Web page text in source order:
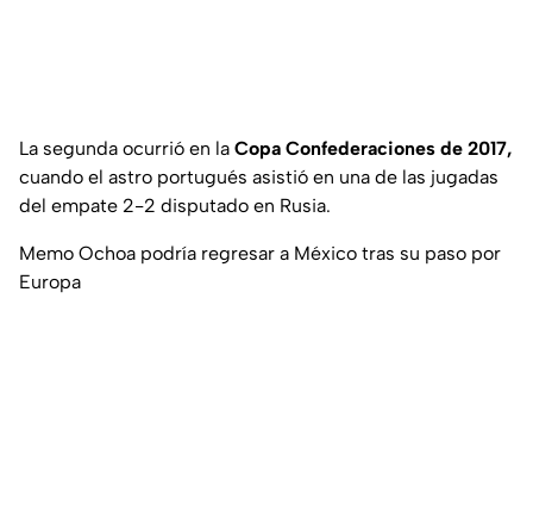
La segunda ocurrió en la Copa Confederaciones de 2017,
cuando el astro portugués asistió en una de las jugadas
del empate 2-2 disputado en Rusia.
Memo Ochoa podría regresar a México tras su paso por
Europa